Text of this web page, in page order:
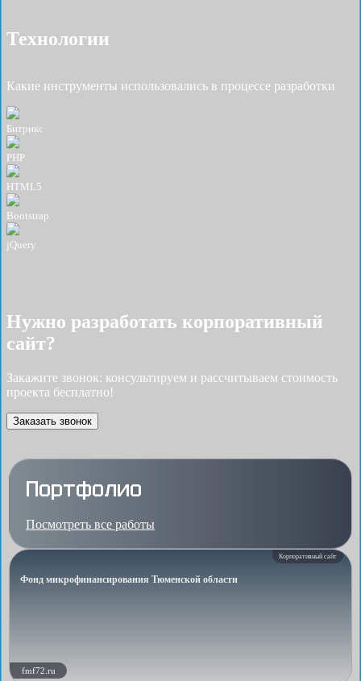
Технологии
Какие инструменты использовались в процессе разработки
Битрикс
PHP
HTML5
Bootstrap
jQuery
Нужно разработать корпоративный
сайт?
Закажите звонок: консультируем и рассчитываем стоимость
проекта бесплатно!
Заказать звонок
Портфолио
Посмотреть все работы
Корпоративный сайт
Фонд микрофинансирования Тюменской области
fmf72.ru